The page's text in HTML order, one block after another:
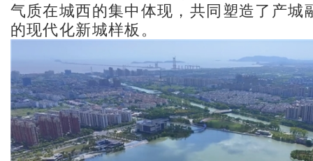
气质在城西的集中体现，共同塑造了产城
的现代化新城样板。